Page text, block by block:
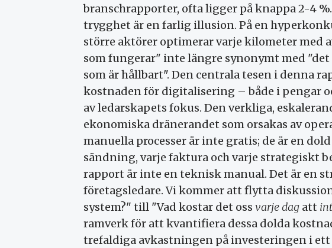
branschrapporter, ofta ligger på knappa 2-4
trygghet är en farlig illusion. På en
större aktörer optimerar varje kilometer med
som fungerar" inte längre synonymt med
som är hållbart". Den centrala tesen i denna
kostnaden för digitalisering – både i pengar
av ledarskapets fokus. Den verkliga,
ekonomiska dränerandet som orsakas av
manuella processer är inte gratis; de är en
sändning, varje faktura och varje strategiskt
rapport är inte en teknisk manual. Det är en
företagsledare. Vi kommer att flytta
system?" till "Vad kostar det oss varje dag att
ramverk för att kvantifiera dessa dolda
trefaldiga avkastningen på investeringen i